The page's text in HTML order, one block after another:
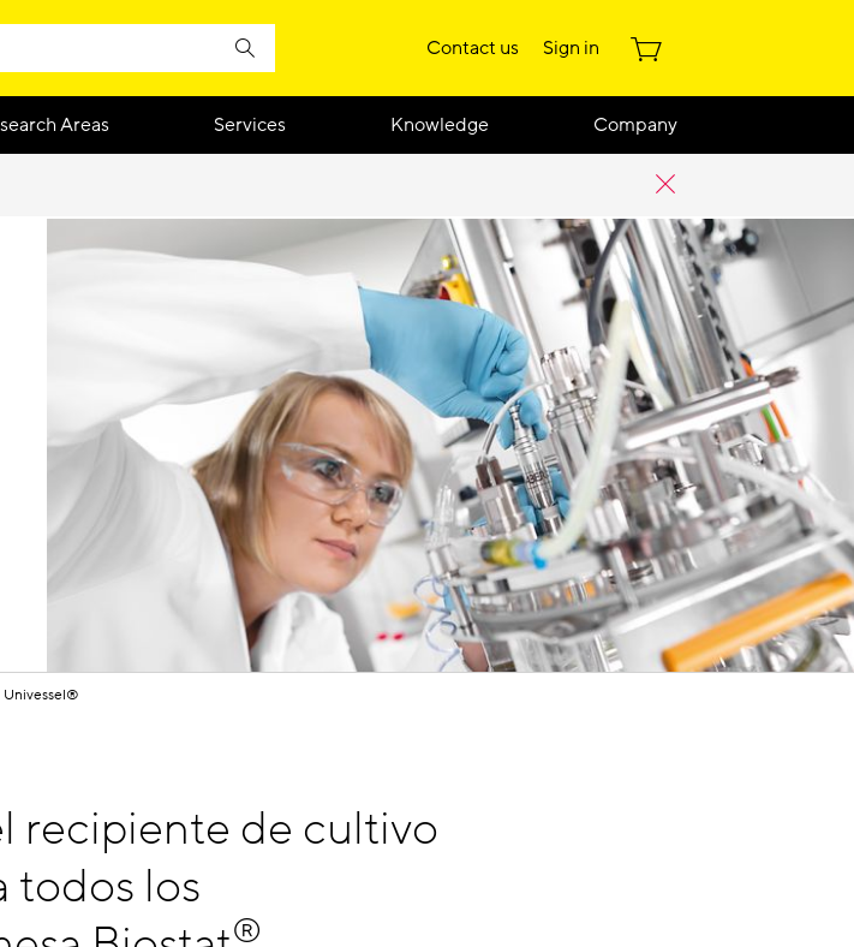
Contact us Sign in
Areas Services Knowledge Company
Univessel®
recipiente de cultivo
todos los
®